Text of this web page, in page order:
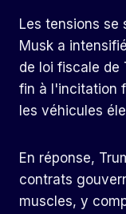
Les tensions se
Musk a
de loi fiscale de
fin à l'incitation
les véhicules
En réponse,
contrats
muscles, y